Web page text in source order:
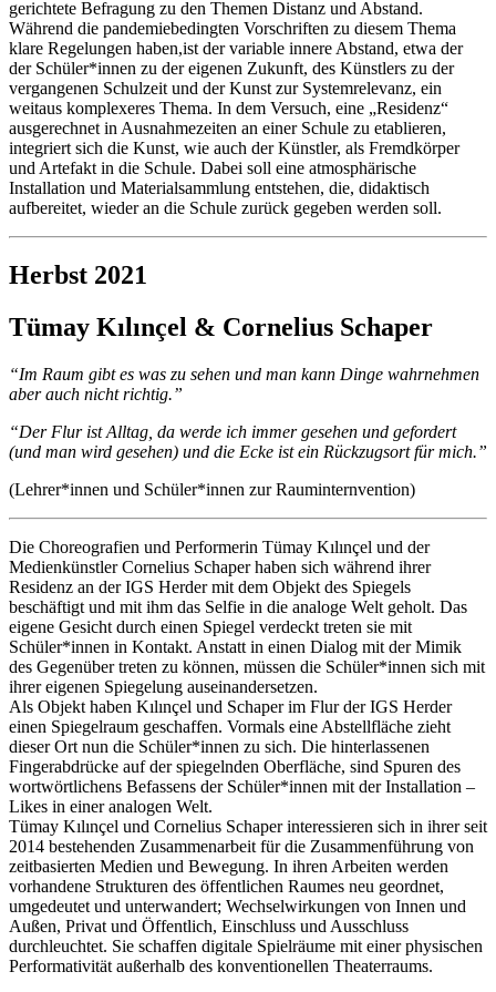
gerichtete Befragung zu den Themen Distanz und Abstand.
Während die pandemiebedingten Vorschriften zu diesem Thema
klare Regelungen haben,ist der variable innere Abstand, etwa der
der Schüler*innen zu der eigenen Zukunft, des Künstlers zu der
vergangenen Schulzeit und der Kunst zur Systemrelevanz, ein
weitaus komplexeres Thema. In dem Versuch, eine „Residenz“
ausgerechnet in Ausnahmezeiten an einer Schule zu etablieren,
integriert sich die Kunst, wie auch der Künstler, als Fremdkörper
und Artefakt in die Schule. Dabei soll eine atmosphärische
Installation und Materialsammlung entstehen, die, didaktisch
aufbereitet, wieder an die Schule zurück gegeben werden soll.
Herbst 2021
Tümay Kılınçel & Cornelius Schaper
“Im Raum gibt es was zu sehen und man kann Dinge wahrnehmen
aber auch nicht richtig.”
“Der Flur ist Alltag, da werde ich immer gesehen und gefordert
(und man wird gesehen) und die Ecke ist ein Rückzugsort für mich.”
(Lehrer*innen und Schüler*innen zur Rauminternvention)
Die Choreografien und Performerin Tümay Kılınçel und der
Medienkünstler Cornelius Schaper haben sich während ihrer
Residenz an der IGS Herder mit dem Objekt des Spiegels
beschäftigt und mit ihm das Selfie in die analoge Welt geholt. Das
eigene Gesicht durch einen Spiegel verdeckt treten sie mit
Schüler*innen in Kontakt. Anstatt in einen Dialog mit der Mimik
des Gegenüber treten zu können, müssen die Schüler*innen sich mit
ihrer eigenen Spiegelung auseinandersetzen.
Als Objekt haben Kılınçel und Schaper im Flur der IGS Herder
einen Spiegelraum geschaffen. Vormals eine Abstellfläche zieht
dieser Ort nun die Schüler*innen zu sich. Die hinterlassenen
Fingerabdrücke auf der spiegelnden Oberfläche, sind Spuren des
wortwörtlichens Befassens der Schüler*innen mit der Installation –
Likes in einer analogen Welt.
Tümay Kılınçel und Cornelius Schaper interessieren sich in ihrer seit
2014 bestehenden Zusammenarbeit für die Zusammenführung von
zeitbasierten Medien und Bewegung. In ihren Arbeiten werden
vorhandene Strukturen des öffentlichen Raumes neu geordnet,
umgedeutet und unterwandert; Wechselwirkungen von Innen und
Außen, Privat und Öffentlich, Einschluss und Ausschluss
durchleuchtet. Sie schaffen digitale Spielräume mit einer physischen
Performativität außerhalb des konventionellen Theaterraums.